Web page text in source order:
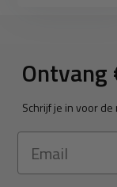
Schrijf je in voor
Email